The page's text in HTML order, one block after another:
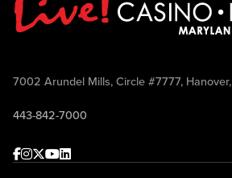
7002 Arundel Mills, Circle #7777,
443-842-7000
Facebook
Instagram
Twitter
Youtube
linkedin